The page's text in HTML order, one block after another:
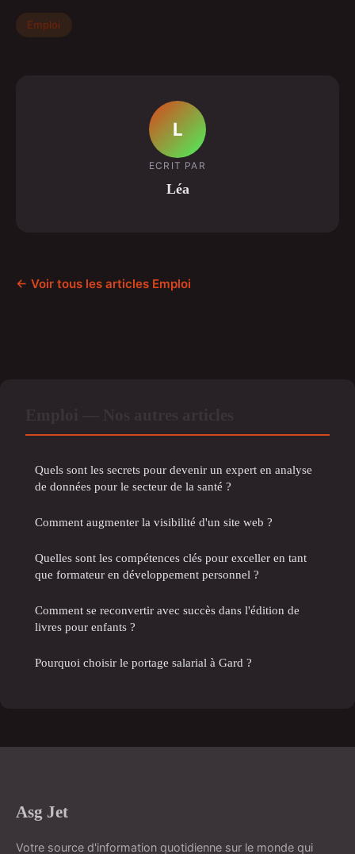
Emploi
L
ECRIT PAR
Léa
← Voir tous les articles Emploi
Quels sont les secrets pour devenir un expert en analyse
de données pour le secteur de la santé ?
Comment augmenter la visibilité d'un site web ?
Quelles sont les compétences clés pour exceller en tant
que formateur en développement personnel ?
Comment se reconvertir avec succès dans l'édition de
livres pour enfants ?
Pourquoi choisir le portage salarial à Gard ?
Asg Jet
Votre source d'information quotidienne sur le monde qui